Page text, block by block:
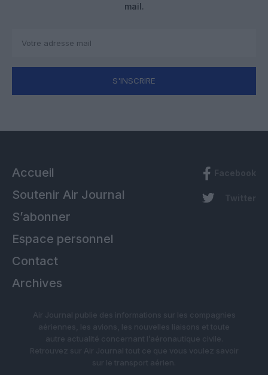
mail.
S'INSCRIRE
Accueil
Soutenir Air Journal
S’abonner
Espace personnel
Contact
Archives